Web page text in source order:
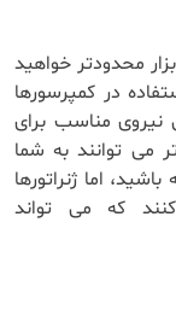
محدودتر خواهید
در کمپرسورها
مناسب برای
می توانند به شما
اما ژنراتورها
که می تواند